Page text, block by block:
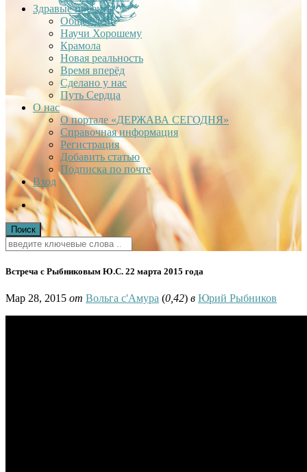
Здравые проекты
Общее дело
Научи Хорошему
Крамола
Новая реальность
Время вперёд
Сделано у нас
Путь Сердца
О нас
О портале «ДЕРЖАВА СЕГОДНЯ»
Справочная информация
Регистрация
Добавить статью
Подписка по почте
Вход
Встреча с Рыбниковым Ю.С. 22 марта 2015 года
Мар 28, 2015 от Вольга с'Амура (0,42) в Юрий Рыбников